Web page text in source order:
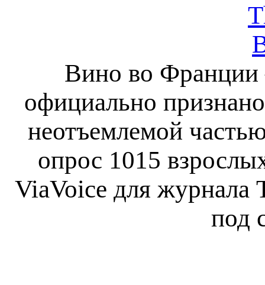
Вино во Франции
официально
неотъемлемой
опрос 1015
ViaVoice для журнала
под